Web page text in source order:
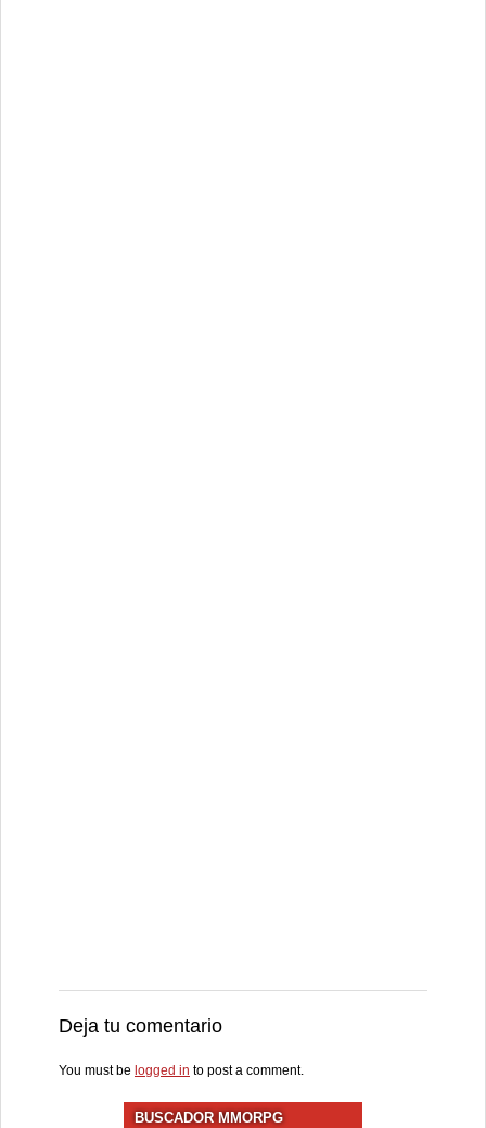
Deja tu comentario
You must be logged in to post a comment.
BUSCADOR MMORPG